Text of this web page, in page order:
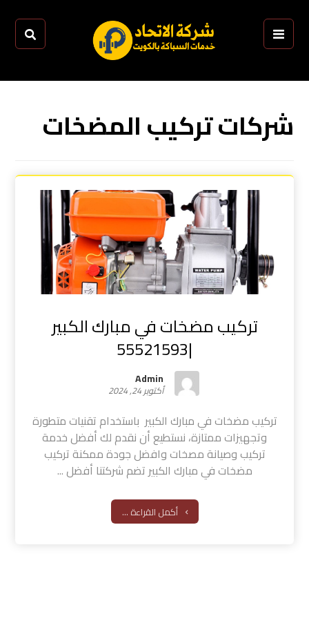
شركات تركيب المضخات
تركيب مضخات في مبارك الكبير
|55521593
Admin
أكتوبر 24, 2024
تركيب مضخات في مبارك الكبير باستخدام تقنيات متطورة
وتجهيزات ممتازة، نستطيع أن نقدم لك أفضل خدمة
تركيب وصيانة مصخات وافضل جودة ممكنة تركيب
مضخات في مبارك الكبير تضم شركتنا أفضل ...
أكمل القراءة ...